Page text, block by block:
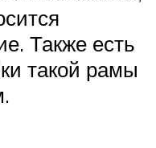
Также есть
такой рамы